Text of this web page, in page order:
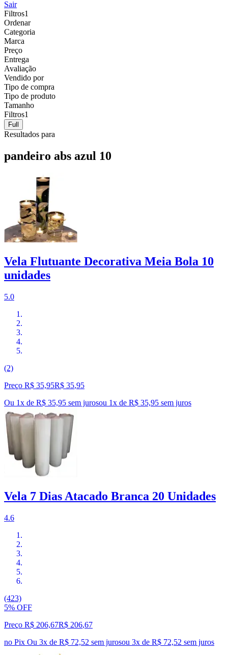
Sair
Filtros1
Ordenar
Categoria
Marca
Preço
Entrega
Avaliação
Vendido por
Tipo de compra
Tipo de produto
Tamanho
Filtros1
Full
Resultados para
pandeiro abs azul 10
Vela Flutuante Decorativa Meia Bola 10
unidades
5.0
(2)
Preço R$ 35,95R$ 35,95
Ou 1x de R$ 35,95 sem jurosou 1x de R$ 35,95 sem juros
Vela 7 Dias Atacado Branca 20 Unidades
4.6
(423)
5% OFF
Preço R$ 206,67R$ 206,67
no Pix Ou 3x de R$ 72,52 sem jurosou 3x de R$ 72,52 sem juros